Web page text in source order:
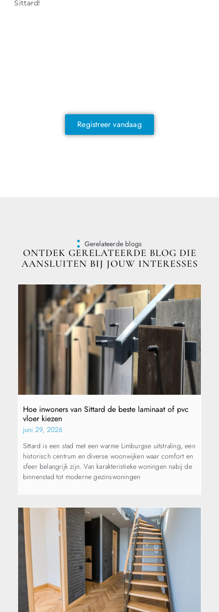
Sittard!
Registreer vandaag
Gerelateerde blogs
ONTDEK GERELATEERDE BLOG DIE
AANSLUITEN BIJ JOUW INTERESSES
Hoe inwoners van Sittard de beste laminaat of pvc
vloer kiezen
juni 29, 2026
Sittard is een stad met een warme Limburgse uitstraling, een
historisch centrum en diverse woonwijken waar comfort en
sfeer belangrijk zijn. Van karakteristieke woningen nabij de
binnenstad tot moderne gezinswoningen